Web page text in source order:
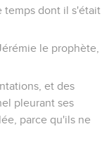
temps dont il s'était
le prophète,
et des
pleurant ses
parce qu'ils ne